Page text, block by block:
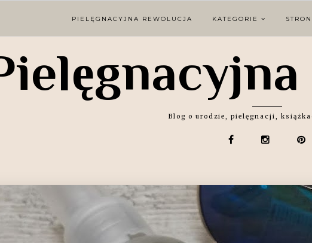
PIELĘGNACYJNA REWOLUCJA KATEGORIE
Blog o urodzie, pielęgnacji,